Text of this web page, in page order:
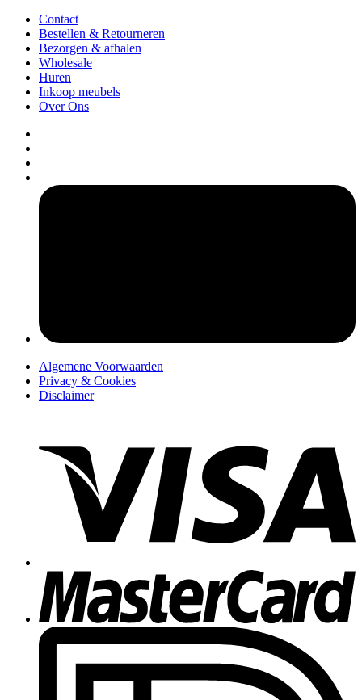
Contact
Bestellen & Retourneren
Bezorgen & afhalen
Wholesale
Huren
Inkoop meubels
Over Ons
Algemene Voorwaarden
Privacy & Cookies
Disclaimer